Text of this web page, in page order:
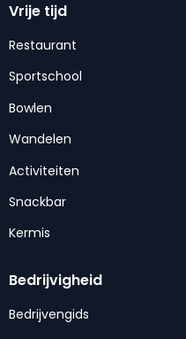
Vrije tijd
Restaurant
Sportschool
Bowlen
Wandelen
Activiteiten
Snackbar
Kermis
Bedrijvigheid
Bedrijvengids